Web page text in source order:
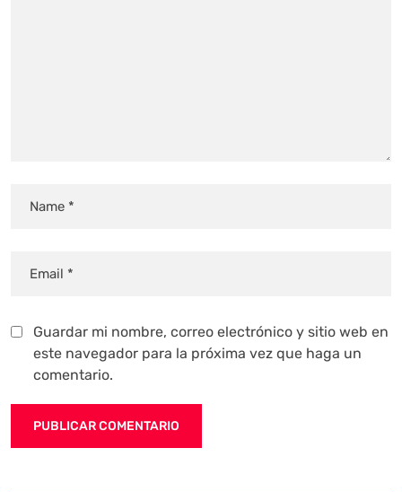
Guardar mi nombre, correo electrónico y sitio web en
este navegador para la próxima vez que haga un
comentario.